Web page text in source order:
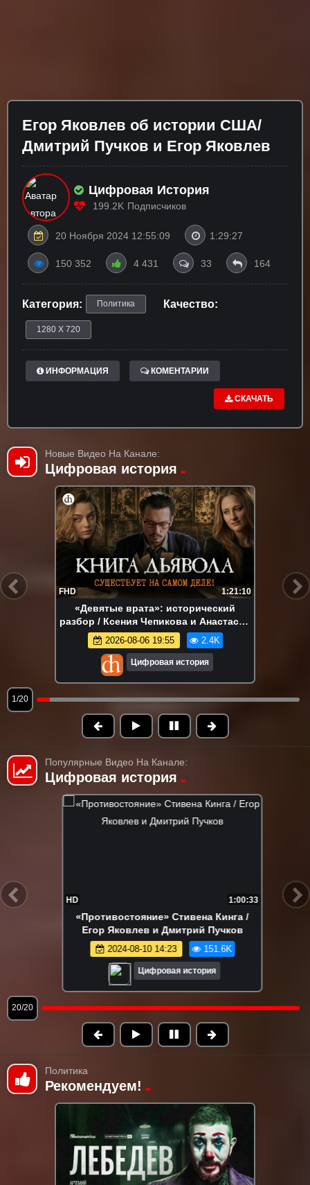
Егор Яковлев об истории США/
Дмитрий Пучков и Егор Яковлев
Цифровая История
199.2K Подписчиков
20 Ноября 2024 12:55:09 1:29:27
150 352 4 431 33 164
Категория: Политика Качество:
1280 X 720
ИНФОРМАЦИЯ КОМЕНТАРИИ
СКАЧАТЬ
Новые Видео На Канале:
Цифровая история
FHD 1:21:10
«Девятые врата»: исторический
разбор / Ксения Чепикова и Анастасия
Кругликова
2026-08-06 19:55 2.4K
Цифровая история
1/20
Популярные Видео На Канале:
Цифровая история
«Человек-амфибия»:
разбор / Егор Яковлев и
2025-08-10 10:00
1/20
Политика
Рекомендуем!